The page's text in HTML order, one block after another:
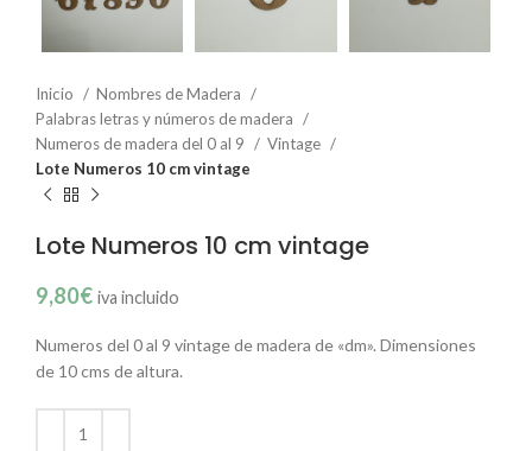
Inicio
Nombres de Madera
Palabras letras y números de madera
Numeros de madera del 0 al 9
Vintage
Lote Numeros 10 cm vintage
Lote Numeros 10 cm vintage
9,80€ iva incluido
Numeros del 0 al 9 vintage de madera de «dm». Dimensiones
de 10 cms de altura.